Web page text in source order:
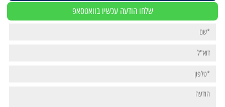
שלחו הודעה עכשיו בוואטסאפ